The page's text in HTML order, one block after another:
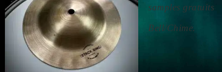
samples gratuits
Bell/Chime.